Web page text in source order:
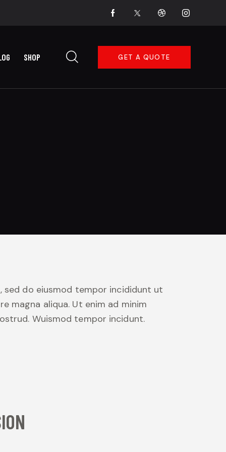
SHOP GET A QUOTE
sed do eiusmod tempor incididunt ut
magna aliqua. Ut enim ad minim
Wuismod tempor incidunt.